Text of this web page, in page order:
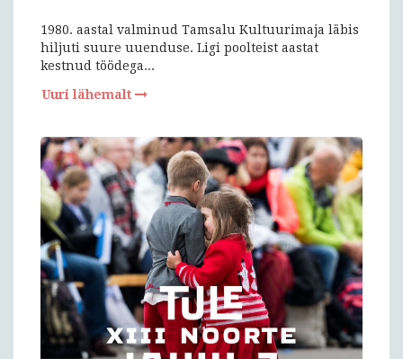
1980. aastal valminud Tamsalu Kultuurimaja läbis
hiljuti suure uuenduse. Ligi poolteist aastat
kestnud töödega...
Uuri lähemalt